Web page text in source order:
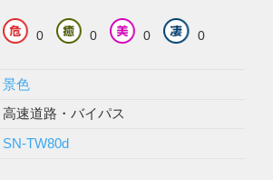
0 0 0 0
景色
高速道路・バイパス
SN-TW80d